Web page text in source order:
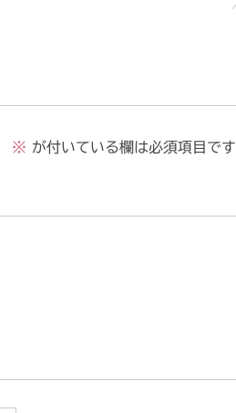
※ が付いている欄は必須項目です